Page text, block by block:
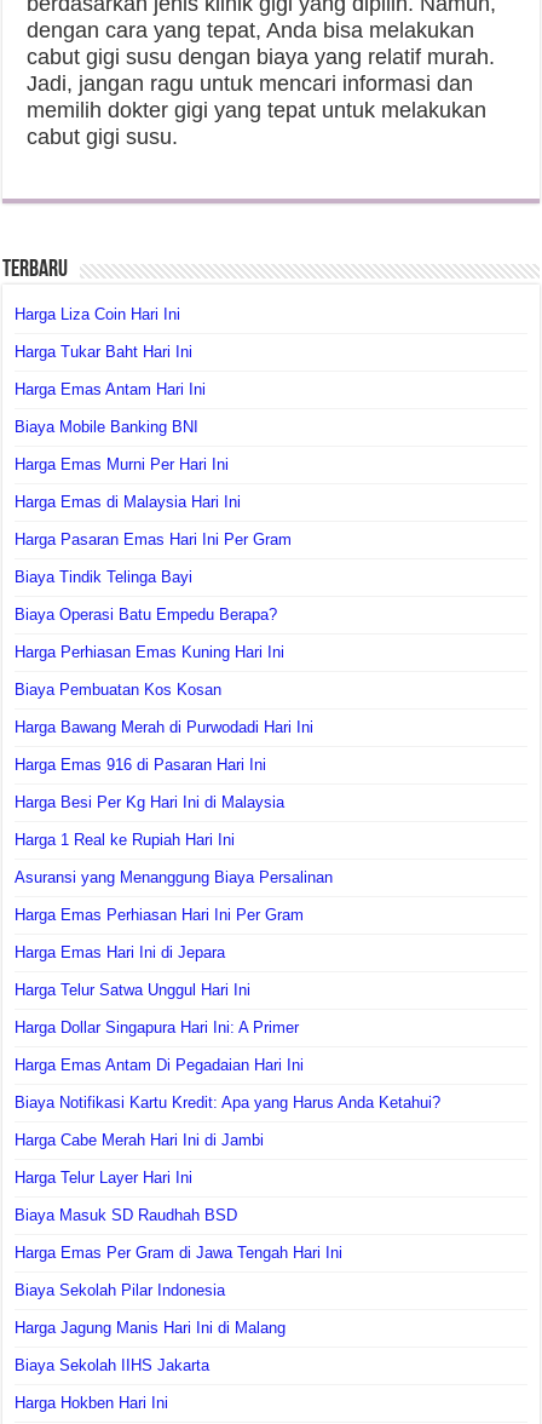
dengan cara yang tepat, Anda bisa melakukan
cabut gigi susu dengan biaya yang relatif murah.
Jadi, jangan ragu untuk mencari informasi dan
memilih dokter gigi yang tepat untuk melakukan
cabut gigi susu.
Terbaru
Harga Liza Coin Hari Ini
Harga Tukar Baht Hari Ini
Harga Emas Antam Hari Ini
Biaya Mobile Banking BNI
Harga Emas Murni Per Hari Ini
Harga Emas di Malaysia Hari Ini
Harga Pasaran Emas Hari Ini Per Gram
Biaya Tindik Telinga Bayi
Biaya Operasi Batu Empedu Berapa?
Harga Perhiasan Emas Kuning Hari Ini
Biaya Pembuatan Kos Kosan
Harga Bawang Merah di Purwodadi Hari Ini
Harga Emas 916 di Pasaran Hari Ini
Harga Besi Per Kg Hari Ini di Malaysia
Harga 1 Real ke Rupiah Hari Ini
Asuransi yang Menanggung Biaya Persalinan
Harga Emas Perhiasan Hari Ini Per Gram
Harga Emas Hari Ini di Jepara
Harga Telur Satwa Unggul Hari Ini
Harga Dollar Singapura Hari Ini: A Primer
Harga Emas Antam Di Pegadaian Hari Ini
Biaya Notifikasi Kartu Kredit: Apa yang Harus Anda Ketahui?
Harga Cabe Merah Hari Ini di Jambi
Harga Telur Layer Hari Ini
Biaya Masuk SD Raudhah BSD
Harga Emas Per Gram di Jawa Tengah Hari Ini
Biaya Sekolah Pilar Indonesia
Harga Jagung Manis Hari Ini di Malang
Biaya Sekolah IIHS Jakarta
Harga Hokben Hari Ini